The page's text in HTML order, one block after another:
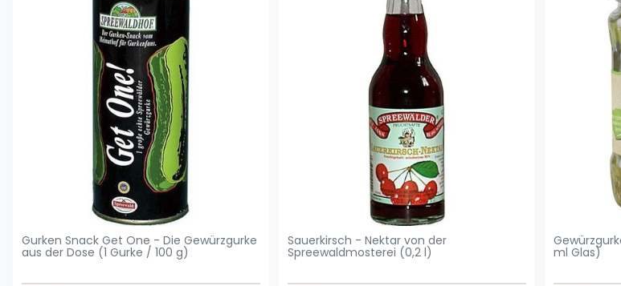
Gurken Snack Get One - Die Gewürzgurke
aus der Dose (1 Gurke / 100 g)
Sauerkirsch - Nektar von der
Spreewaldmosterei (0,2 l) ml Glas)